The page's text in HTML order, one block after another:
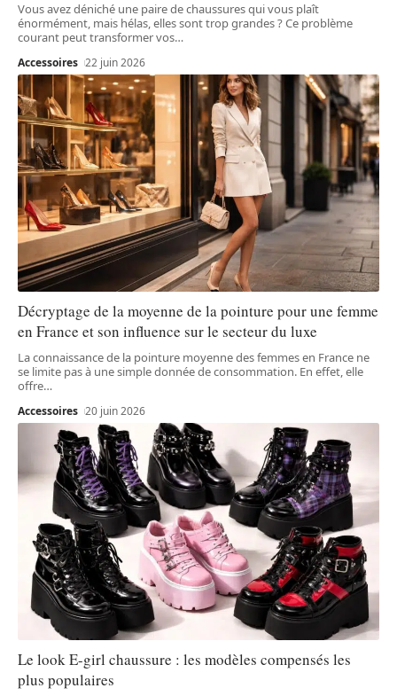
Vous avez déniché une paire de chaussures qui vous plaît
énormément, mais hélas, elles sont trop grandes ? Ce problème
courant peut transformer vos…
Accessoires 22 juin 2026
Décryptage de la moyenne de la pointure pour une femme
en France et son influence sur le secteur du luxe
La connaissance de la pointure moyenne des femmes en France ne
se limite pas à une simple donnée de consommation. En effet, elle
offre…
Accessoires 20 juin 2026
Le look E-girl chaussure : les modèles compensés les
plus populaires